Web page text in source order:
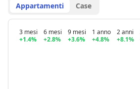
Appartamenti Case
3 mesi
+1.4%
6 mesi
+2.8%
9 mesi
+3.6%
1 anno
+4.8%
2 anni
+8.1%